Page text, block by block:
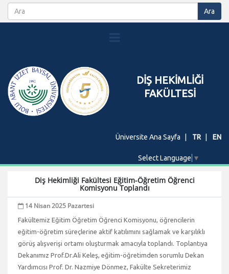
DİŞ HEKİMLİĞİ
FAKÜLTESİ
Üniversite Ana Sayfa TR EN
Select Language ▼
Diş Hekimliği Fakültesi Eğitim-Öğretim Öğrenci
Komisyonu Toplandı
14 Nisan 2025 Pazartesi
Fakültemiz Eğitim Öğretim Öğrenci Komisyonu, öğrencilerin
eğitim-öğretim süreçlerine aktif katılımını sağlamak ve karşılıklı
görüş alışverişi ortamı oluşturmak amacıyla toplandı. Toplantıya
Dekanımız Prof.Dr.Ali Keleş, eğitim-öğretimden sorumlu Dekan
Yardımcısı Prof. Dr. Nazmiye Dönmez, Fakülte Sekreterimiz